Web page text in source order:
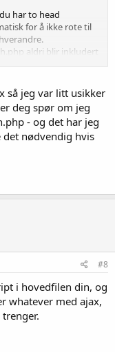
har to head
for å ikke rote til
aldri blir inkludert
så jeg var litt usikker
deg spør om jeg
- og det har jeg
nødvendig hvis
#8
i hovedfilen din, og
whatever med ajax,